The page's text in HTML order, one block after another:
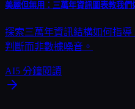
美麗但無用：三萬年資訊圖表教我
探索三萬年資訊結構如何指
判斷而非數據噪音。
AI5 分鐘閱讀